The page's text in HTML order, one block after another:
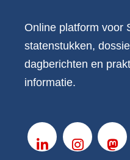
Online platform voor
statenstukken,
dagberichten en
informatie.